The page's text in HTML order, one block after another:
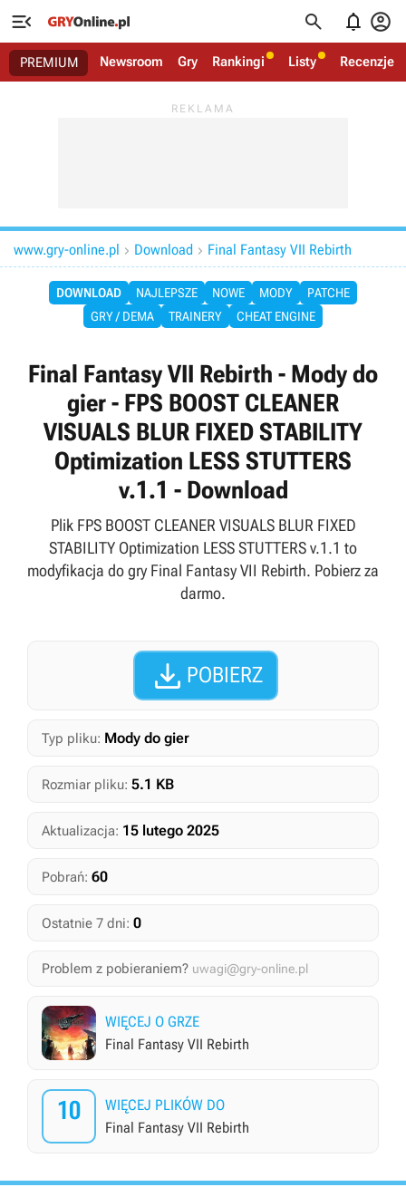
   
PREMIUM Newsroom Gry Rankingi Listy Recenzje
www.gry-online.pl  Download  Final Fantasy VII Rebirth
DOWNLOAD NAJLEPSZE NOWE MODY
PATCHE
GRY / DEMA
TRAINERY CHEAT ENGINE
Final Fantasy VII Rebirth - Mody do
gier - FPS BOOST CLEANER
VISUALS BLUR FIXED STABILITY
Optimization LESS STUTTERS
v.1.1 - Download
Plik FPS BOOST CLEANER VISUALS BLUR FIXED
STABILITY Optimization LESS STUTTERS v.1.1 to
modyfikacja do gry Final Fantasy VII Rebirth. Pobierz za
darmo.
 POBIERZ
Typ pliku: Mody do gier
Rozmiar pliku: 5.1 KB
Aktualizacja: 15 lutego 2025
Pobrań: 60
Ostatnie 7 dni: 0
Problem z pobieraniem? uwagi@gry-online.pl
WIĘCEJ O GRZE
Final Fantasy VII Rebirth
10
WIĘCEJ PLIKÓW DO
Final Fantasy VII Rebirth